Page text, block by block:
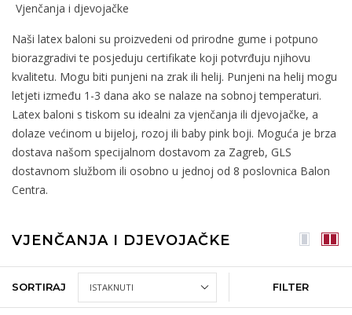
Vjenčanja i djevojačke
Naši latex baloni su proizvedeni od prirodne gume i potpuno
biorazgradivi te posjeduju certifikate koji potvrđuju njihovu
kvalitetu. Mogu biti punjeni na zrak ili helij. Punjeni na helij mogu
letjeti između 1-3 dana ako se nalaze na sobnoj temperaturi.
Latex baloni s tiskom su idealni za vjenčanja ili djevojačke, a
dolaze većinom u bijeloj, rozoj ili baby pink boji. Moguća je brza
dostava našom specijalnom dostavom za Zagreb, GLS
dostavnom službom ili osobno u jednoj od 8 poslovnica Balon
Centra.
VJENČANJA I DJEVOJAČKE
SORTIRAJ FILTER